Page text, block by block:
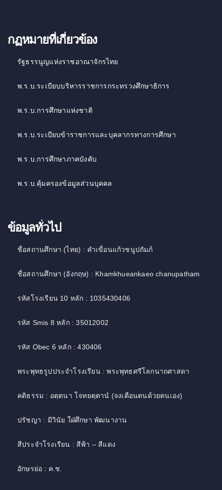
กฏหมายที่เกี่ยวข้อง
รัฐธรรนูญแห่งราชอาณาจักรไทย
พ.ร.บ.ระเบียบบริหารราชการกระทรวงศึกษาธิการ
พ.ร.บ.การศึกษาแห่งชาติ
พ.ร.บ.ระเบียบข้าราชการและบุคลากรทางการศึกษา
พ.ร.บ.การศึกษาภาคบังคับ
พ.ร.บ.คุ้มครองข้อมูลส่วนบุคคล
ข้อมูลทั่วไป
ชื่อสถานศึกษา (ไทย) : คำเขื่อนแก้วชนูปถัมภ์
ชื่อสถานศึกษา (อังกฤษ) : Khamkhueankaeo chanupatham
รหัสโรงเรียน 10 หลัก : 1035430406
รหัส Smis 8 หลัก : 35012002
รหัส Obec 6 หลัก : 430406
พระพุทธรูปประจำโรงเรียน : พระพุทธศรีโลกนาถศาสดา
คติธรรม : อตฺตนา โจทยตฺตานํ (จงเตือนตนด้วยตนเอง)
ปรัชญา : มีวินัย ใฝ่ศึกษา พัฒนางาน
สีประจำโรงเรียน : สีฟ้า – สีแดง
อักษรย่อ : ค.ช.